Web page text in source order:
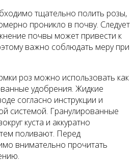
тщательно полить розы,
проникло в почву. Следует
почвы может привести к
важно соблюдать меру при
роз можно использовать как
удобрения. Жидкие
согласно инструкции и
системой. Гранулированные
куста и аккуратно
поливают. Перед
внимательно прочитать